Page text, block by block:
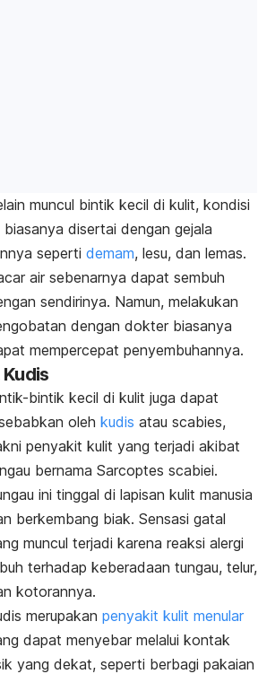
muncul bintik kecil di kulit, kondisi
biasanya disertai dengan gejala
seperti demam, lesu, dan lemas.
air sebenarnya dapat sembuh
sendirinya. Namun, melakukan
dengan dokter biasanya
mempercepat penyembuhannya.
Kudis
bintik kecil di kulit juga dapat
oleh kudis atau scabies,
penyakit kulit yang terjadi akibat
bernama Sarcoptes scabiei.
ini tinggal di lapisan kulit manusia
berkembang biak. Sensasi gatal
muncul terjadi karena reaksi alergi
terhadap keberadaan tungau, telur,
kotorannya.
merupakan penyakit kulit menular
dapat menyebar melalui kontak
yang dekat, seperti berbagi pakaian